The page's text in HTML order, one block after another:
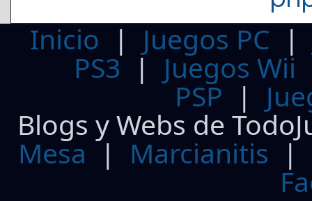
Inicio | Juegos PC
PS3| Juegos Wii
PSP |
Blogs y Webs de
Mesa | Marcianitis |